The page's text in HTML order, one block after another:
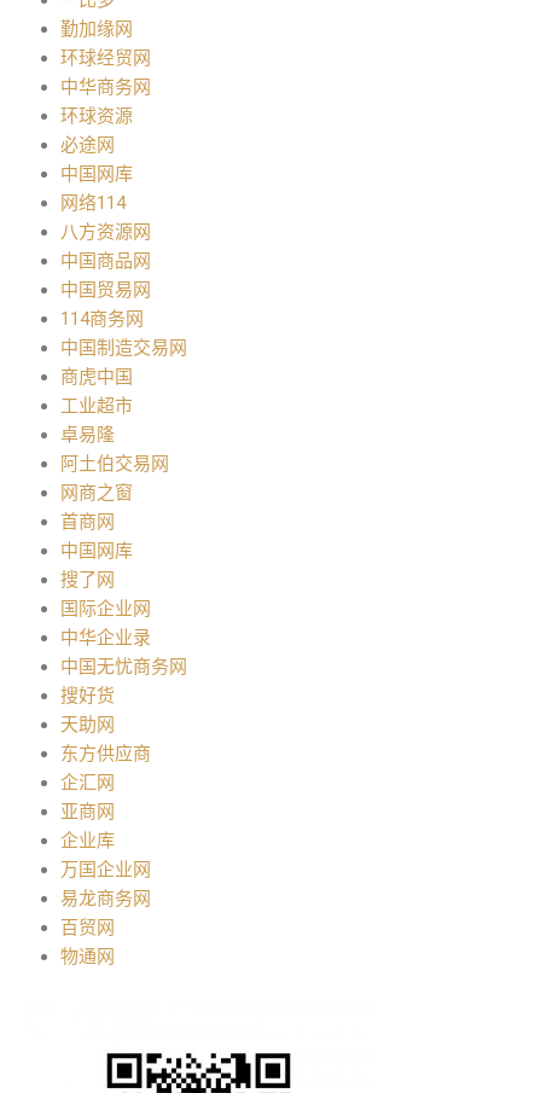
勤加缘网
环球经贸网
中华商务网
环球资源
必途网
中国网库
网络114
八方资源网
中国商品网
中国贸易网
114商务网
中国制造交易网
商虎中国
工业超市
卓易隆
阿土伯交易网
网商之窗
首商网
中国网库
搜了网
国际企业网
中华企业录
中国无忧商务网
搜好货
天助网
东方供应商
企汇网
亚商网
企业库
万国企业网
易龙商务网
百贸网
物通网